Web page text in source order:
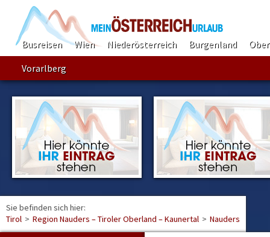
Busreisen Wien Niederösterreich Burgenland
Vorarlberg
Sie befinden sich hier:
Tirol > Region Nauders – Tiroler Oberland – Kaunertal > Nauders